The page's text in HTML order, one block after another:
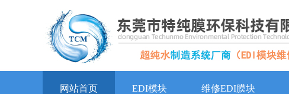
网站首页 EDI模块 维修EDI膜块